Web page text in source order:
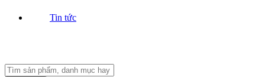
Tin tức